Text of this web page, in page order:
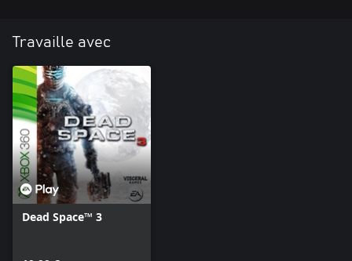
Travaille avec
Dead Space™ 3